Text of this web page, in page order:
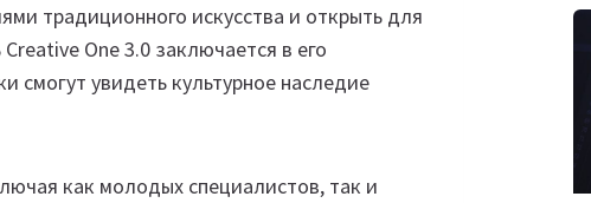
традиционного искусства и открыть для
One 3.0 заключается в его
смогут увидеть культурное наследие
как молодых специалистов, так и